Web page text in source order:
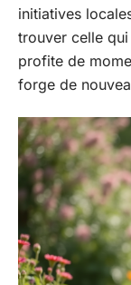
initiatives
trouver celle
profite de
forge de